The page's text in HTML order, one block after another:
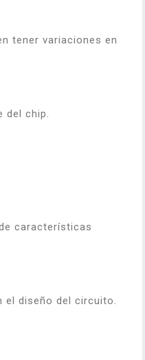
tener variaciones en
del chip.
características
el diseño del circuito.